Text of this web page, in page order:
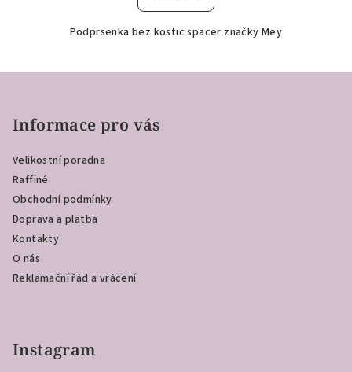
Podprsenka bez kostic spacer značky Mey
Informace pro vás
Velikostní poradna
Raffiné
Obchodní podmínky
Doprava a platba
Kontakty
O nás
Reklamační řád a vrácení
Instagram